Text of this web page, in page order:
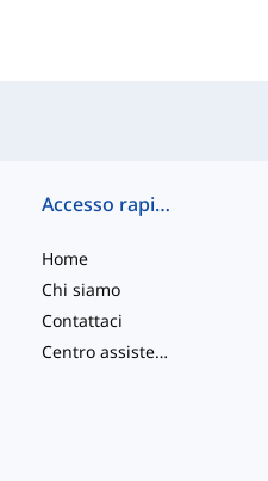
Accesso rapido
Home
Chi siamo
Contattaci
Centro assistenza